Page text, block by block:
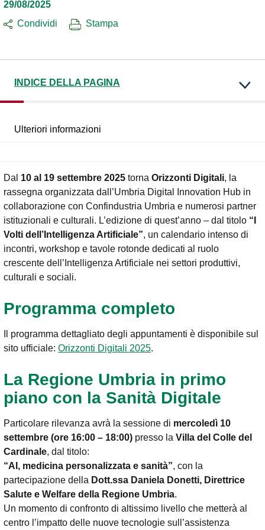
29/08/2025
Condividi
Stampa
INDICE DELLA PAGINA
Ulteriori informazioni
Dal 10 al 19 settembre 2025 torna Orizzonti Digitali, la
rassegna organizzata dall’Umbria Digital Innovation Hub in
collaborazione con Confindustria Umbria e numerosi partner
istituzionali e culturali. L’edizione di quest’anno – dal titolo “I
Volti dell’Intelligenza Artificiale”, un calendario intenso di
incontri, workshop e tavole rotonde dedicati al ruolo
crescente dell’Intelligenza Artificiale nei settori produttivi,
culturali e sociali.
Programma completo
Il programma dettagliato degli appuntamenti è disponibile sul
sito ufficiale: Orizzonti Digitali 2025.
La Regione Umbria in primo
piano con la Sanità Digitale
Particolare rilevanza avrà la sessione di mercoledì 10
settembre (ore 16:00 – 18:00) presso la Villa del Colle del
Cardinale, dal titolo:
“AI, medicina personalizzata e sanità”, con la
partecipazione della Dott.ssa Daniela Donetti, Direttrice
Salute e Welfare della Regione Umbria.
Un momento di confronto di altissimo livello che metterà al
centro l’impatto delle nuove tecnologie sull’assistenza